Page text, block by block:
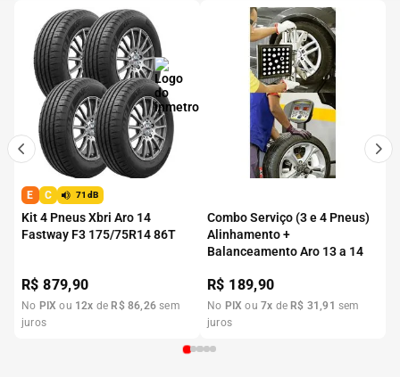
E C 71dB
Kit 4 Pneus Xbri Aro 14
Fastway F3 175/75R14 86T
R$879,90
No PIX ou 12x de R$ 86,26 sem
juros
Combo Serviço (3 e 4 Pneus)
Alinhamento +
Balanceamento Aro 13 a 14
R$ 189,90
No PIX ou7x de R$ 31 ,91 sem
juros